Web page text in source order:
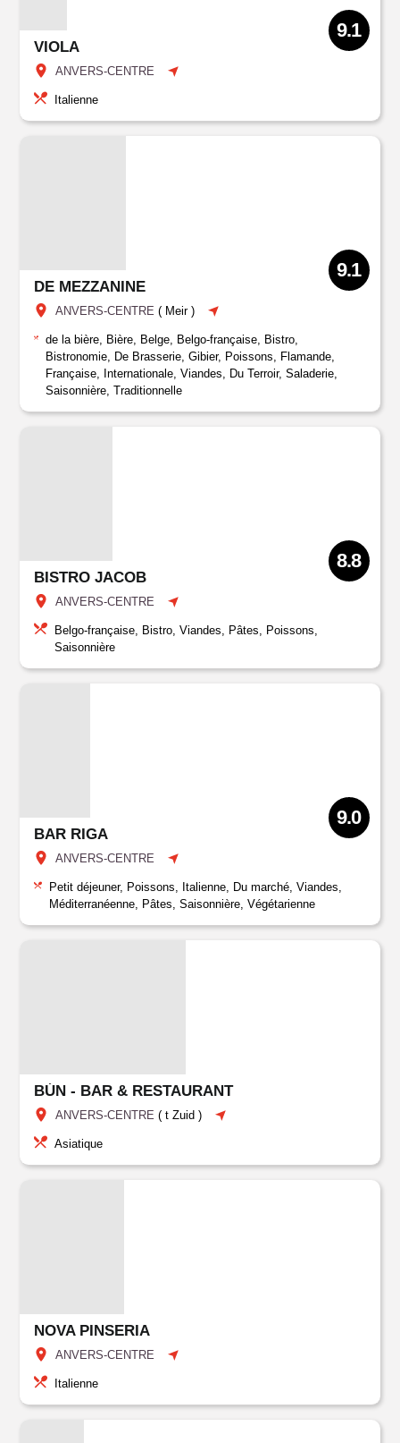
VIOLA
ANVERS-CENTRE
9.1
Italienne
DE MEZZANINE
ANVERS-CENTRE ( Meir )
9.1
de la bière, Bière, Belge, Belgo-française, Bistro,
Bistronomie, De Brasserie, Gibier, Poissons, Flamande,
Française, Internationale, Viandes, Du Terroir, Saladerie,
Saisonnière, Traditionnelle
BISTRO JACOB
ANVERS-CENTRE
8.8
Belgo-française, Bistro, Viandes, Pâtes, Poissons,
Saisonnière
BAR RIGA
ANVERS-CENTRE
9.0
Petit déjeuner, Poissons, Italienne, Du marché, Viandes,
Méditerranéenne, Pâtes, Saisonnière, Végétarienne
BÚN - BAR & RESTAURANT
ANVERS-CENTRE (t Zuid )
Asiatique
NOVA PINSERIA
ANVERS-CENTRE
Italienne